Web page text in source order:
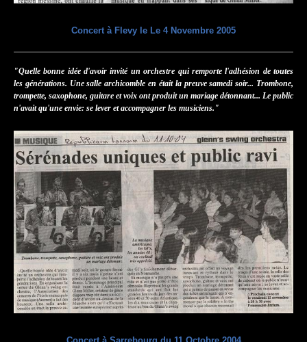
Concert à Flevy le Le 4 Novembre 2005
"Quelle bonne idée d'avoir invité un orchestre qui remporte l'adhésion de toutes
les générations. Une salle archicomble en était la preuve samedi soir... Trombone,
trompette, saxophone, guitare et voix ont produit un mariage détonnant... Le public
n'avait qu'une envie: se lever et accompagner les musiciens."